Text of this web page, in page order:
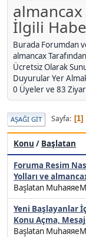
İlgili
Burada Forumdan
almancax
Ücretsiz Olarak
Duyurular Yer
0 Üyeler ve 83
AŞAĞI GIT Sayfa 1
Konu / Başlatan
Foruma Resim
Yolları ve
Başlatan MuhaяяeM
Yeni Başlayanlar
Konu Açma,
Başlatan MuhaяяeM